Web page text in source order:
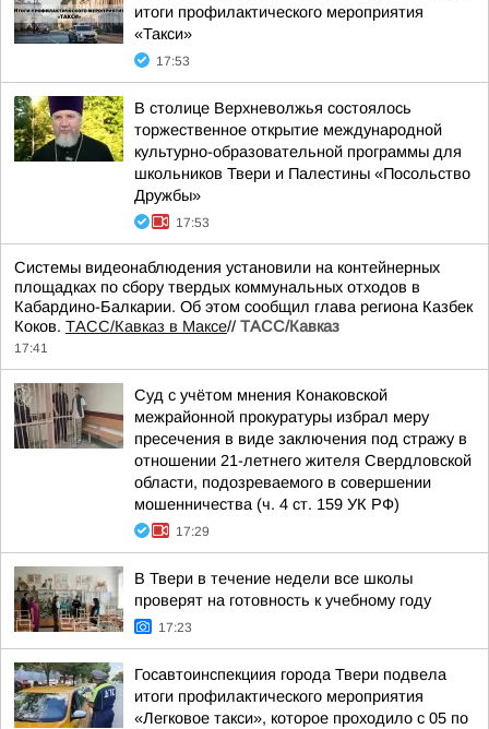
итоги профилактического мероприятия
«Такси»
17:53
В столице Верхневолжья состоялось
торжественное открытие международной
культурно-образовательной программы для
школьников Твери и Палестины «Посольство
Дружбы»
17:53
Системы видеонаблюдения установили на контейнерных
площадках по сбору твердых коммунальных отходов в
Кабардино-Балкарии. Об этом сообщил глава региона Казбек
Коков. ТАСС/Кавказ в Максе// ТАСС/Кавказ
17:41
Суд с учётом мнения Конаковской
межрайонной прокуратуры избрал меру
пресечения в виде заключения под стражу в
отношении 21-летнего жителя Свердловской
области, подозреваемого в совершении
мошенничества (ч. 4 ст. 159 УК РФ)
17:29
В Твери в течение недели все школы
проверят на готовность к учебному году
17:23
Госавтоинспекциия города Твери подвела
итоги профилактического мероприятия
«Легковое такси», которое проходило с 05 по